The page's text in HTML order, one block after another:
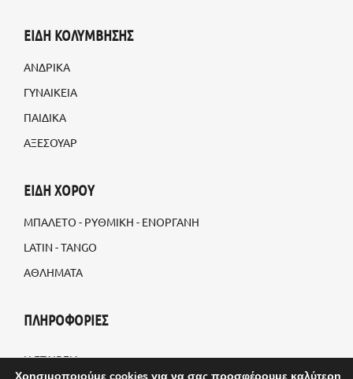
ΕΙΔΗ ΚΟΛΥΜΒΗΣΗΣ
ΑΝΔΡΙΚΑ
ΓΥΝΑΙΚΕΙΑ
ΠΑΙΔΙΚΑ
ΑΞΕΣΟΥΑΡ
ΕΙΔΗ ΧΟΡΟΥ
ΜΠΑΛΕΤΟ - ΡΥΘΜΙΚΗ - ΕΝΟΡΓΑΝΗ
LATIN - TANGO
ΑΘΛΗΜΑΤΑ
ΠΛΗΡΟΦΟΡΙΕΣ
Η ΕΤΑΙΡΕΙΑ